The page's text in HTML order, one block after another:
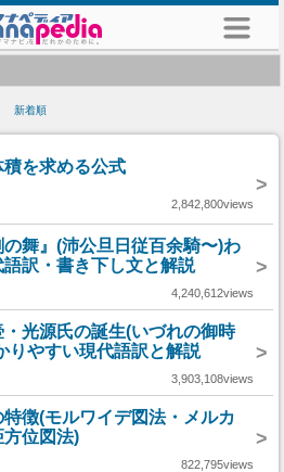
新着順
を求める公式
>
2,842,800views
の舞』(沛公旦日従百余騎〜)わ
訳・書き下し文と解説
>
4,240,612views
光源氏の誕生(いづれの御時
りやすい現代語訳と解説
>
3,903,108views
徴(モルワイデ図法・メルカ
方位図法)
>
822,795views